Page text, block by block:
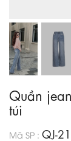
Quần
túi
Mã SP : QJ-21